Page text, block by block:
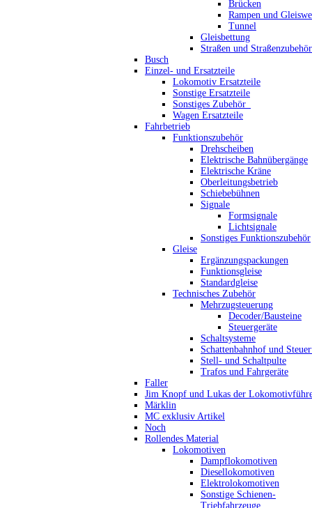
Brücken
Rampen und
Tunnel
Gleisbettung
Straßen und Straßenzubehör
Busch
Einzel- und Ersatzteile
Lokomotiv Ersatzteile
Sonstige Ersatzteile
Sonstiges Zubehör_
Wagen Ersatzteile
Fahrbetrieb
Funktionszubehör
Drehscheiben
Elektrische Bahnübergänge
Elektrische Kräne
Oberleitungsbetrieb
Schiebebühnen
Signale
Formsignale
Lichtsignale
Sonstiges Funktionszubehör
Gleise
Ergänzungspackungen
Funktionsgleise
Standardgleise
Technisches Zubehör
Mehrzugsteuerung
Decoder/Bausteine
Steuergeräte
Schaltsysteme
Schattenbahnhof und
Stell- und Schaltpulte
Trafos und Fahrgeräte
Faller
Jim Knopf und Lukas der
Märklin
MC exklusiv Artikel
Noch
Rollendes Material
Lokomotiven
Dampflokomotiven
Diesellokomotiven
Elektrolokomotiven
Sonstige Schienen-
Triebfahrzeuge